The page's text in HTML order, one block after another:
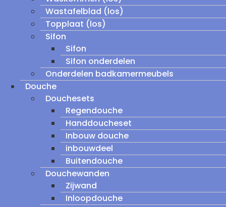
Wastafelblad (los)
Topplaat (los)
Sifon
Sifon
Sifon onderdelen
Onderdelen badkamermeubels
Douche
Douchesets
Regendouche
Handdoucheset
Inbouw douche
inbouwdeel
Buitendouche
Douchewanden
Zijwand
Inloopdouche